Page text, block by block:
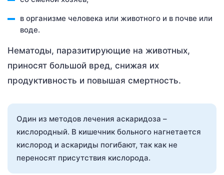
в организме человека или животного и в почве или
воде.
Нематоды, паразитирующие на животных,
приносят большой вред, снижая их
продуктивность и повышая смертность.
Один из методов лечения аскаридоза –
кислородный. В кишечник больного нагнетается
кислород и аскариды погибают, так как не
переносят присутствия кислорода.